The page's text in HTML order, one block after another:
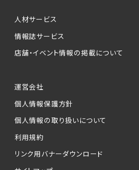
人材サービス
情報誌サービス
店舗・イベント情報の掲載について
運営会社
個人情報保護方針
個人情報の取り扱いについて
利用規約
リンク用バナーダウンロード